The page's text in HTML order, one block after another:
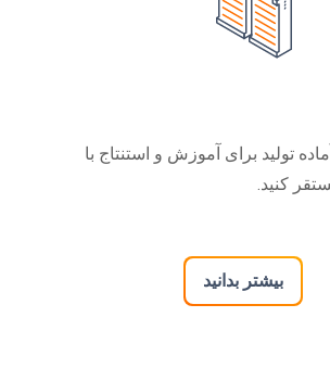
یک خط لوله ML آماده تولید برای آموزش و استنتاج با
بیشتر بدانید